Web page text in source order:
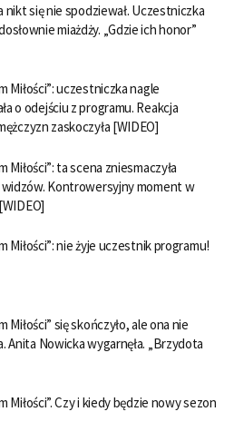
nikt się nie spodziewał. Uczestniczka
miażdży. „Gdzie ich honor”
Miłości”: uczestniczka nagle
o odejściu z programu. Reakcja
zaskoczyła [WIDEO]
Miłości”: ta scena zniesmaczyła
Kontrowersyjny moment w
Miłości”: nie żyje uczestnik programu!
Miłości” się skończyło, ale ona nie
Anita Nowicka wygarnęła. „Brzydota
Miłości”. Czy i kiedy będzie nowy sezon